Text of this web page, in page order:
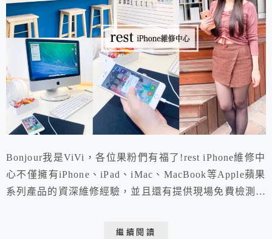
Bonjour我是ViVi，各位果粉們有福了!rest iPhone維修中
心不僅擁有iPhone、iPad、iMac、MacBook等Apple蘋果
系列產品的資深維修經驗，並且還有提供現場免費檢測、
繼續閱讀